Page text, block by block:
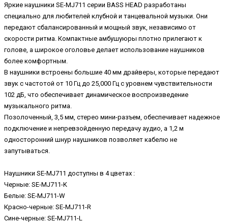
Яркие наушники SE-MJ711 серии BASS HEAD разработаны
специально для любителей клубной и танцевальной музыки. Они
передают сбалансированный и мощный звук, независимо от
скорости ритма. Компактные амбушуюры плотно прилегают к
голове, а широкое оголовье делает использование наушников
более комфортным.
В наушники встроены большие 40 мм драйверы, которые передают
звук с частотой от 10 Гц до 25,000 Гц с уровнем чувствительности
102 дБ, что обеспечивает динамическое воспроизведение
музыкального ритма.
Позолоченный, 3,5 мм, стерео мини-разъем, обеспечивает надежное
подключение и непревзойденную передачу аудио, а 1,2 м
односторонний шнур наушников позволяет кабелю не
запутываться.
Наушники SE-MJ711 доступны в 4 цветах :
Черные: SE-MJ711-K
Белые: SE-MJ711-W
Красно-черные: SE-MJ711-R
Сине-черные: SE-MJ711-L